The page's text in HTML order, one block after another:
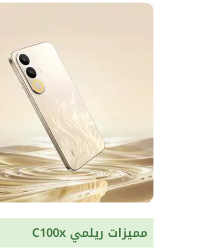
مميزات ريلمي C100x